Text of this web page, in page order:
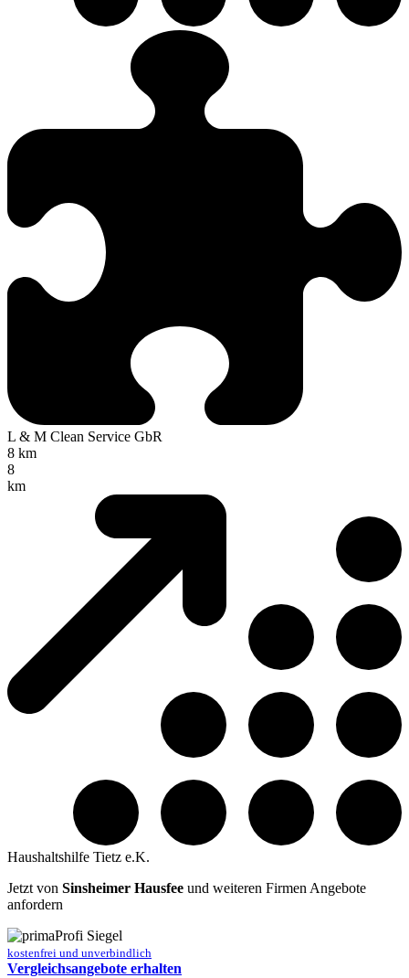
L & M Clean Service GbR
8 km
8
km
Haushaltshilfe Tietz e.K.
Jetzt von Sinsheimer Hausfee und weiteren Firmen Angebote
anfordern
kostenfrei und unverbindlich
Vergleichsangebote erhalten